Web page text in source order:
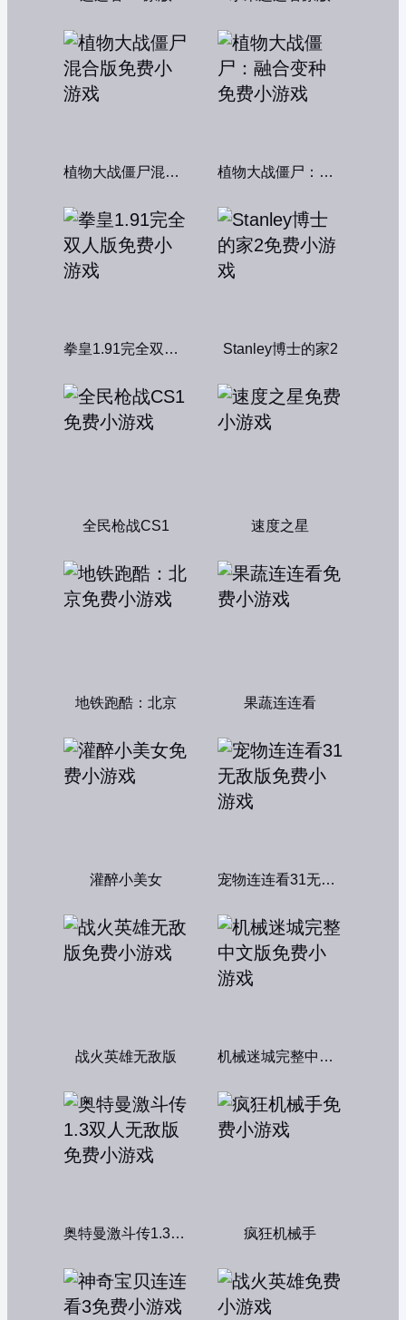
植物大战僵尸混合版 植物大战僵尸：融合变种
拳皇1.91完全双人版 Stanley博士的家2
全民枪战CS1 速度之星
地铁跑酷：北京 果蔬连连看
灌醉小美女 宠物连连看31无敌版
战火英雄无敌版 机械迷城完整中文版
奥特曼激斗传1.3双人无敌版 疯狂机械手